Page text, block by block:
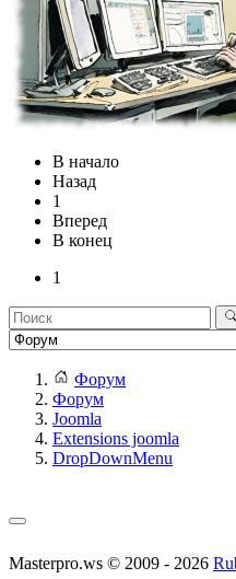
В начало
Назад
1
Вперед
В конец
1
Форум
Форум
Joomla
Extensions joomla
DropDownMenu
Masterpro.ws © 2009 - 2026